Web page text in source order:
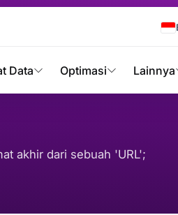
Data Optimasi Lainnya
akhir dari sebuah 'URL';